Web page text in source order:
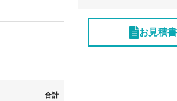
合計
お見積